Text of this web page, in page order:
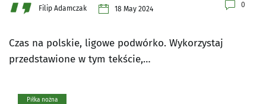
Filip Adamczak 18 May 2024 0
Czas na polskie, ligowe podwórko. Wykorzystaj
przedstawione w tym tekście,…
Piłka nożna